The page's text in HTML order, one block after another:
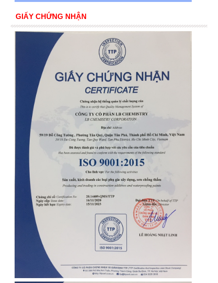
GIẤY CHỨNG NHẬN